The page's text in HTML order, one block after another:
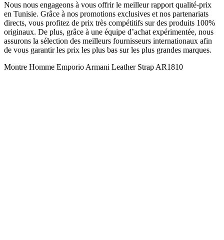
Nous nous engageons à vous offrir le meilleur rapport qualité-prix
en Tunisie. Grâce à nos promotions exclusives et nos partenariats
directs, vous profitez de prix très compétitifs sur des produits 100%
originaux. De plus, grâce à une équipe d’achat expérimentée, nous
assurons la sélection des meilleurs fournisseurs internationaux afin
de vous garantir les prix les plus bas sur les plus grandes marques.
Montre Homme Emporio Armani Leather Strap AR1810